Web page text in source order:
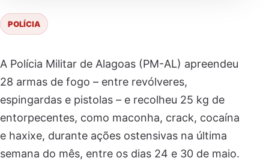
POLÍCIA
A Polícia Militar de Alagoas (PM-AL) apreendeu
28 armas de fogo – entre revólveres,
espingardas e pistolas – e recolheu 25 kg de
entorpecentes, como maconha, crack, cocaína
e haxixe, durante ações ostensivas na última
semana do mês, entre os dias 24 e 30 de maio.